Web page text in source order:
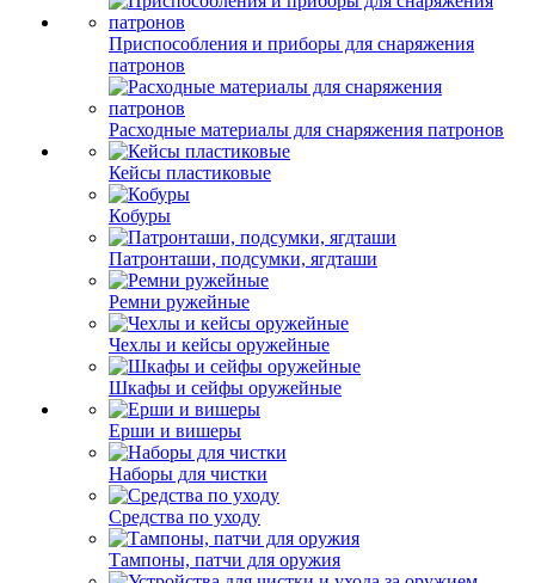
Приспособления и приборы для снаряжения
патронов
Расходные материалы для снаряжения патронов
Кейсы пластиковые
Кобуры
Патронташи, подсумки, ягдташи
Ремни ружейные
Чехлы и кейсы оружейные
Шкафы и сейфы оружейные
Ерши и вишеры
Наборы для чистки
Средства по уходу
Тампоны, патчи для оружия